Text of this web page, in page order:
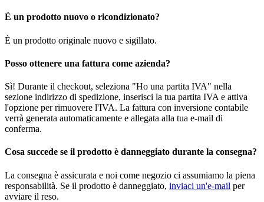
È un prodotto nuovo o ricondizionato?
È un prodotto originale nuovo e sigillato.
Posso ottenere una fattura come azienda?
Sì! Durante il checkout, seleziona "Ho una partita IVA" nella
sezione indirizzo di spedizione, inserisci la tua partita IVA e attiva
l'opzione per rimuovere l'IVA. La fattura con inversione contabile
verrà generata automaticamente e allegata alla tua e-mail di
conferma.
Cosa succede se il prodotto è danneggiato durante la consegna?
La consegna è assicurata e noi come negozio ci assumiamo la piena
responsabilità. Se il prodotto è danneggiato, inviaci un'e-mail per
avviare il reso.